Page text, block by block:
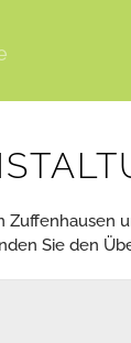
Zuffenhausen
Sie den